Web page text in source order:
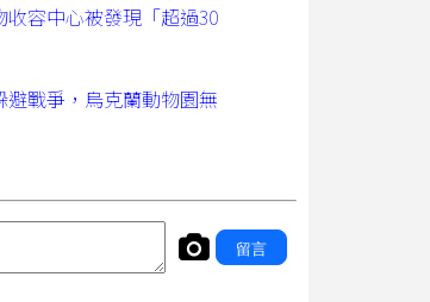
容中心被發現「超過30
避戰爭，烏克蘭動物園無